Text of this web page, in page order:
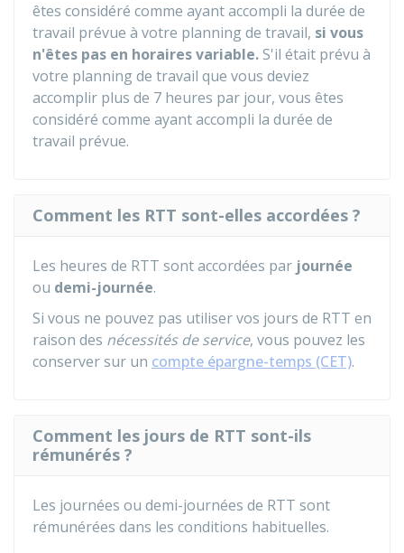
êtes considéré comme ayant accompli la durée de
travail prévue à votre planning de travail, si vous
n'êtes pas en horaires variable.S'il était prévu à
votre planning de travail que vous deviez
accomplir plus de 7 heures par jour, vous êtes
considéré comme ayant accompli la durée de
travail prévue.
Comment les RTT sont-elles accordées ?
Les heures de RTT sont accordées par journée
ou demi-journée.
Si vous ne pouvez pas utiliser vos jours de RTT en
raison des nécessités de service, vous pouvez les
conserver sur un compte épargne-temps (CET).
Comment les jours de RTT sont-ils
rémunérés ?
Les journées ou demi-journées de RTT sont
rémunérées dans les conditions habituelles.